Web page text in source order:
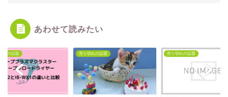
あわせて読みたい
れの話題 売り切れの話題 売り切れの話題